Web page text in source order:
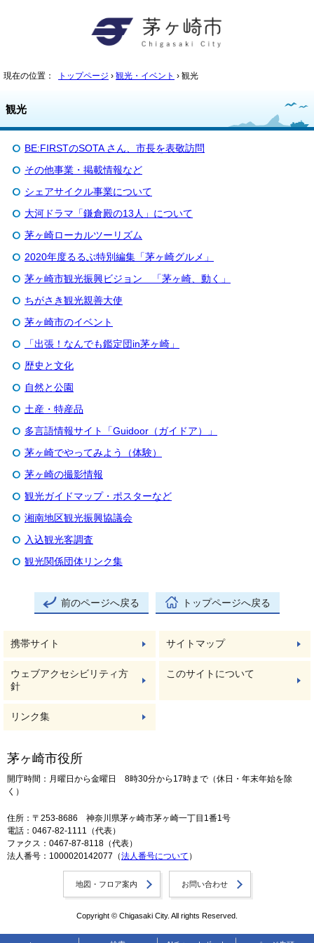
現在の位置： トップページ › 観光・イベント › 観光
観光
BE:FIRSTのSOTA さん、市長を表敬訪問
その他事業・掲載情報など
シェアサイクル事業について
大河ドラマ「鎌倉殿の13人」について
茅ヶ崎ローカルツーリズム
2020年度るるぶ特別編集「茅ヶ崎グルメ」
茅ヶ崎市観光振興ビジョン 「茅ヶ崎、動く」
ちがさき観光親善大使
茅ヶ崎市のイベント
「出張！なんでも鑑定団in茅ヶ崎」
歴史と文化
自然と公園
土産・特産品
多言語情報サイト「Guidoor（ガイドア）」
茅ヶ崎でやってみよう（体験）
茅ヶ崎の撮影情報
観光ガイドマップ・ポスターなど
湘南地区観光振興協議会
入込観光客調査
観光関係団体リンク集
前のページへ戻る トップページへ戻る
携帯サイト サイトマップ
ウェブアクセシビリティ方
針
このサイトについて
リンク集
茅ヶ崎市役所
開庁時間：月曜日から金曜日 8時30分から17時まで（休日・年末年始を除
く）
住所：〒253-8686 神奈川県茅ヶ崎市茅ヶ崎一丁目1番1号
電話：0467-82-1111（代表）
ファクス：0467-87-8118（代表）
法人番号：1000020142077（法人番号について ）
地図・フロア案内 お問い合わせ
Copyright © Chigasaki City. All rights Reserved.